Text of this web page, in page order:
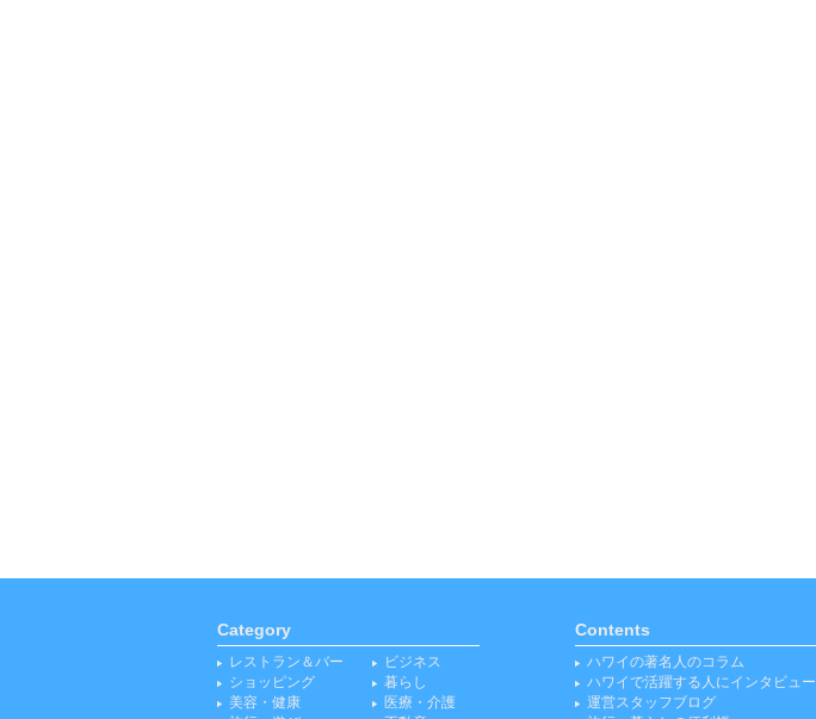
Category
レストラン＆バー
ショッピング
美容・健康
ビジネス
暮らし
医療・介護
Contents
ハワイの著名人のコラム
ハワイで活躍する人にインタビュー
運営スタッフブログ